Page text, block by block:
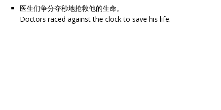
医生们争分夺秒地抢救他的生命。
Doctors raced against the clock to save his life.